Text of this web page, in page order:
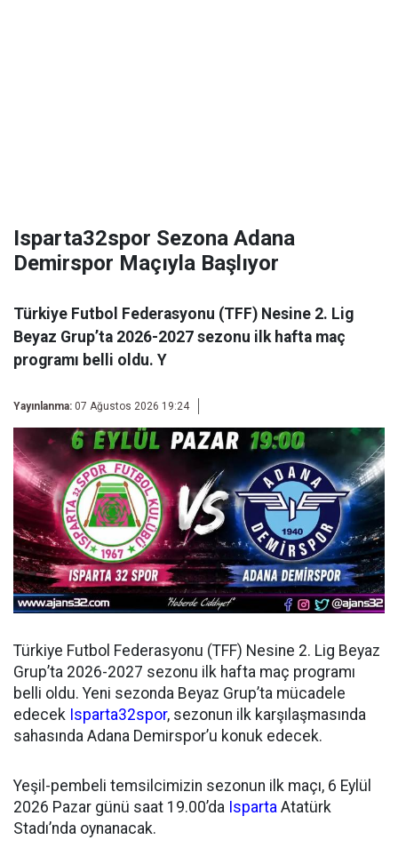
Isparta32spor Sezona Adana
Demirspor Maçıyla Başlıyor
Türkiye Futbol Federasyonu (TFF) Nesine 2. Lig
Beyaz Grup’ta 2026-2027 sezonu ilk hafta maç
programı belli oldu. Y
Yayınlanma: 07 Ağustos 2026 19:24
Türkiye Futbol Federasyonu (TFF) Nesine 2. Lig Beyaz
Grup’ta 2026-2027 sezonu ilk hafta maç programı
belli oldu. Yeni sezonda Beyaz Grup’ta mücadele
edecek Isparta32spor, sezonun ilk karşılaşmasında
sahasında Adana Demirspor’u konuk edecek.
Yeşil-pembeli temsilcimizin sezonun ilk maçı, 6 Eylül
2026 Pazar günü saat 19.00’da Isparta Atatürk
Stadı’nda oynanacak.